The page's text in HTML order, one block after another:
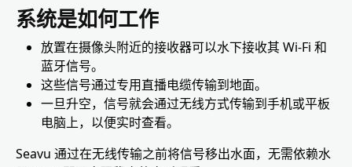
系统是如何工作
放置在摄像头附近的接收器可以水下接收其 Wi-Fi 和
蓝牙信号。
这些信号通过专用直播电缆传输到地面。
一旦升空，信号就会通过无线方式传输到手机或平板
电脑上，以便实时查看。
Seavu 通过在无线传输之前将信号移出水面，无需依赖水